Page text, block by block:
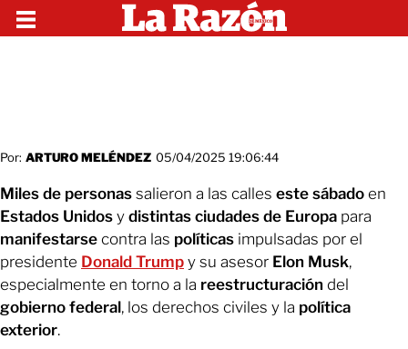
Por: ARTURO MELÉNDEZ 05/04/2025 19:06:44
Miles de personas salieron a las calles este sábado en
Estados Unidos y distintas ciudades de Europa para
manifestarse contra las políticas impulsadas por el
presidente Donald Trump y su asesor Elon Musk,
especialmente en torno a la reestructuración del
gobierno federal, los derechos civiles y la política
exterior.